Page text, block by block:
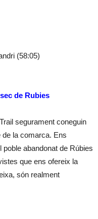
(58:05)
de Rubies
segurament coneguin
la comarca. Ens
abandonat de Rúbies
que ens ofereix la
són realment